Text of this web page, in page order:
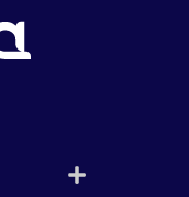
Web